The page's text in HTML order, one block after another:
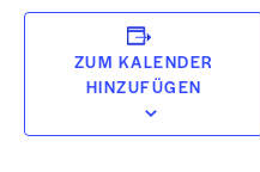
ZUM KALENDER
HINZUFÜGEN